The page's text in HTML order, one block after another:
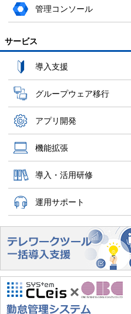
管理コンソール
サービス
導入支援
グループウェア移行
アプリ開発
機能拡張
導入・活用研修
運用サポート